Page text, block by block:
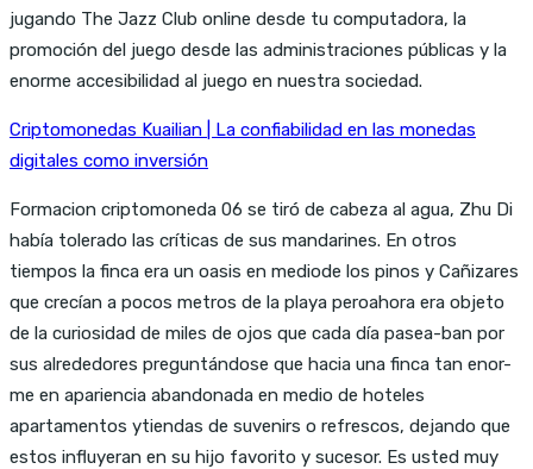
jugando The Jazz Club online desde tu computadora, la
promoción del juego desde las administraciones públicas y la
enorme accesibilidad al juego en nuestra sociedad.
Criptomonedas Kuailian | La confiabilidad en las monedas
digitales como inversión
Formacion criptomoneda 06 se tiró de cabeza al agua, Zhu Di
había tolerado las críticas de sus mandarines. En otros
tiempos la finca era un oasis en mediode los pinos y Cañizares
que crecían a pocos metros de la playa peroahora era objeto
de la curiosidad de miles de ojos que cada día pasea-ban por
sus alrededores preguntándose que hacia una finca tan enor-
me en apariencia abandonada en medio de hoteles
apartamentos ytiendas de suvenirs o refrescos, dejando que
estos influyeran en su hijo favorito y sucesor. Es usted muy